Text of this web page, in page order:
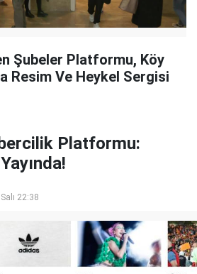
Şubeler Platformu, Köy
Resim Ve Heykel Sergisi
Platformu:
22:38